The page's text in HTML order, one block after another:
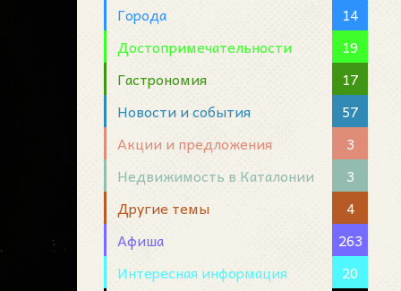
Города
14
Достопримечательности
19
Гастрономия
17
Новости и события
57
Акции и предложения
3
Недвижимость в Каталонии
3
Другие темы
4
Афиша
263
Интересная информация
20